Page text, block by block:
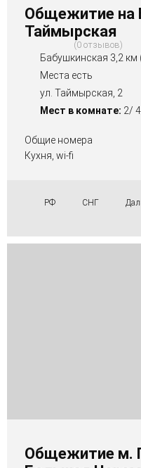
Общежитие на
Таймырская
0 отзывов
Бабушкинская 3,2
Места есть
ул. Таймырская, 2
Мест в комнате: 2/
Общие номера
Кухня, wi-fi
РФ СНГ
Общежитие м.